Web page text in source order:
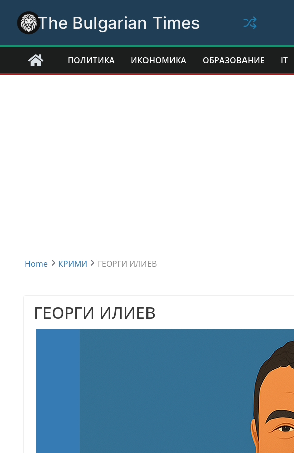
content
The Bulgarian Times
ПОЛИТИКА ИКОНОМИКА ОБРАЗОВАНИЕ IT
Home КРИМИ ГЕОРГИ ИЛИЕВ
ГЕОРГИ ИЛИЕВ